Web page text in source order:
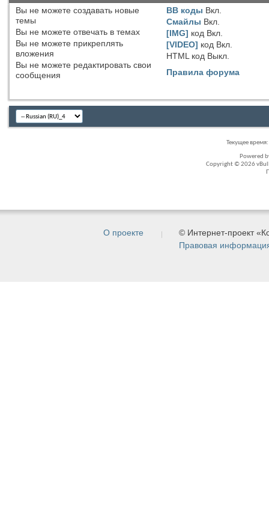
Вы не можете создавать новые
темы
Вы не можете отвечать в темах
Вы не можете прикреплять
вложения
Вы не можете редактировать свои
сообщения
BB коды Вкл.
Смайлы Вкл.
[IMG] код Вкл.
[VIDEO] код Вкл.
HTML код Выкл.
Правила форума
Текущее время:
Powered
Copyright © 2026
О проекте
© Интернет-проект
Правовая